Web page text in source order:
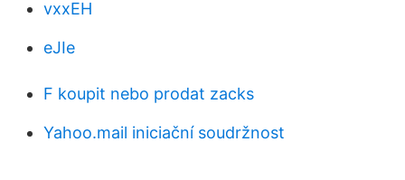
vxxEH
eJIe
F koupit nebo prodat zacks
Yahoo.mail iniciační soudržnost